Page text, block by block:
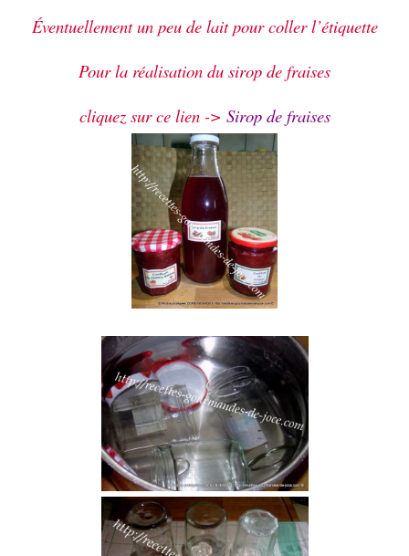
Éventuellement un peu de lait pour coller l’étiquette
Pour la réalisation du sirop de fraises
cliquez sur ce lien -> Sirop de fraises